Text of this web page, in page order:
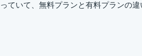
っていて、無料プランと有料プランの違